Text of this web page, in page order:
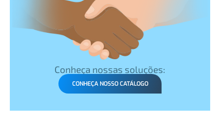
Conheça nossas soluções:
CONHEÇA NOSSO CATÁLOGO